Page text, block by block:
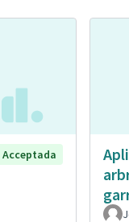
Acceptada